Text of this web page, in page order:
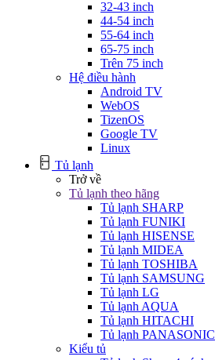
32-43 inch
44-54 inch
55-64 inch
65-75 inch
Trên 75 inch
Hệ điều hành
Android TV
WebOS
TizenOS
Google TV
Linux
Tủ lạnh
Trở về
Tủ lạnh theo hãng
Tủ lạnh SHARP
Tủ lạnh FUNIKI
Tủ lạnh HISENSE
Tủ lạnh MIDEA
Tủ lạnh TOSHIBA
Tủ lạnh SAMSUNG
Tủ lạnh LG
Tủ lạnh AQUA
Tủ lạnh HITACHI
Tủ lạnh PANASONIC
Kiểu tủ